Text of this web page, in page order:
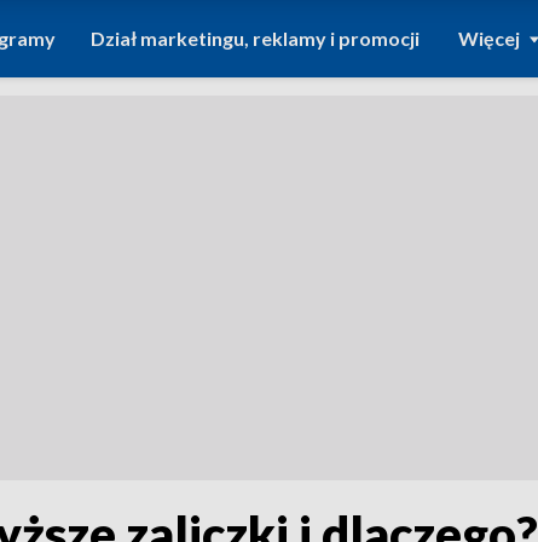
Dział marketingu, reklamy i promocji Więcej